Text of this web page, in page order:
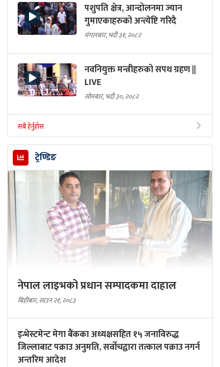
पशुपति क्षेत्र, आन्दोलनमा ज्यान
गुमाएकाहरुको अन्त्येष्टि गरिदै
मंगलबार, भदौ ३१, २०८२
नवनियुक्त मन्त्रीहरुको सपथ ग्रहण ||
LIVE
सोमबार, भदौ ३०, २०८२
सबै हेर्नुहोस
ट्रेण्डिङ
नेपाल लाइभको प्रधान सम्पादकमा दाहाल
बिहीबार, साउन २१, २०८३
इन्भेस्टमेन्ट मेगा बैंकका अध्यक्षसहित १५ जनाविरुद्ध
जिल्लाबाट पक्राउ अनुमति, सर्वोचद्वारा तत्काल पक्राउ नगर्न
अन्तरिम आदेश